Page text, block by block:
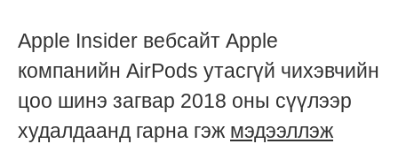
Apple Insider вебсайт Apple
компанийн AirPods утасгүй чихэвчийн
цоо шинэ загвар 2018 оны сүүлээр
худалдаанд гарна гэж мэдээллэж